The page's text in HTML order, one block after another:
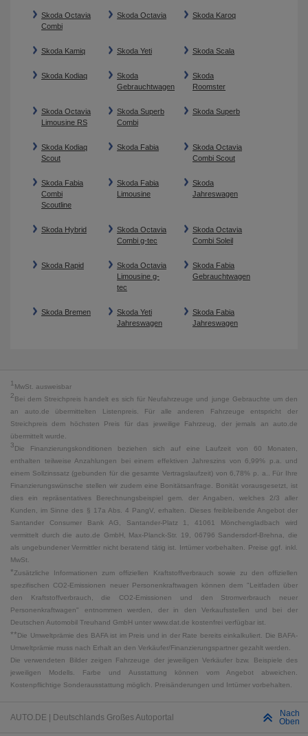
Skoda Octavia
Combi
Skoda Octavia Skoda Karoq
Skoda Kamiq Skoda Yeti Skoda Scala
Skoda Kodiaq
Skoda
Gebrauchtwagen
Skoda
Roomster
Skoda Octavia
Limousine RS
Skoda Superb
Combi
Skoda Superb
Skoda Kodiaq
Scout
Skoda Fabia
Skoda Octavia
Combi Scout
Skoda Fabia
Combi
Scoutline
Skoda Fabia
Limousine
Skoda
Jahreswagen
Skoda Hybrid
Skoda Octavia
Combi g-tec
Skoda Octavia
Combi Soleil
Skoda Rapid
Skoda Octavia
Limousine g-
tec
Skoda Fabia
Gebrauchtwagen
Skoda Bremen
Skoda Yeti
Jahreswagen
Skoda Fabia
Jahreswagen
1 MwSt. ausweisbar
2Bei dem Streichpreis handelt es sich für Neufahrzeuge und junge Gebrauchte um den
an auto.de übermittelten Listenpreis. Für alle anderen Fahrzeuge entspricht der
Streichpreis dem höchsten Preis für das jeweilige Fahrzeug, der jemals an auto.de
übermittelt wurde.
3Die Finanzierungskonditionen beziehen sich auf eine Laufzeit von 60 Monaten,
enthalten teilweise Anzahlungen bei einem effektiven Jahreszins von 6,99% p.a. und
einem Sollzinssatz (gebunden für die gesamte Vertragslaufzeit) von 6,78% p. a.. Für Ihre
Finanzierungswünsche stellen wir zudem eine Bonitätsanfrage. Bonität vorausgesetzt, ist
dies ein repräsentatives Berechnungsbeispiel gem. der Angaben, welches 2/3 aller
Kunden, im Sinne des § 17a Abs. 4 PangV, erhalten. Dieses freibleibende Angebot der
Santander Consumer Bank AG, Santander-Platz 1, 41061 Mönchengladbach wird
vermittelt durch die auto.de GmbH, Max-Planck-Str. 19, 06796 Sandersdorf-Brehna, die
als ungebundener Vermittler nicht beratend tätig ist. Irrtümer vorbehalten. Preise ggf. inkl.
MwSt.
*Zusätzliche Informationen zum offiziellen Kraftstoffverbrauch sowie zu den offiziellen
spezifischen CO2-Emissionen neuer Personenkraftwagen können dem "Leitfaden über
den Kraftstoffverbrauch, die CO2-Emissionen und den Stromverbrauch neuer
Personenkraftwagen" entnommen werden, der in den Verkaufsstellen und bei der
Deutschen Automobil Treuhand GmbH unter www.dat.de kostenfrei verfügbar ist.
**Die Umweltprämie des BAFA ist im Preis und in der Rate bereits einkalkuliert. Die BAFA-
Umweltprämie muss nach Erhalt an den Verkäufer/Finanzierungspartner gezahlt werden.
Die verwendeten Bilder zeigen Fahrzeuge der jeweiligen Verkäufer bzw. Beispiele des
jeweiligen Modells. Farbe und Ausstattung können vom Angebot abweichen.
Kostenpflichtige Sonderausstattung möglich. Preisänderungen und Irrtümer vorbehalten.
AUTO.DE | Deutschlands Großes Autoportal
Nach
Oben